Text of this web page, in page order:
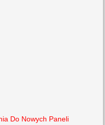
Do Nowych Paneli